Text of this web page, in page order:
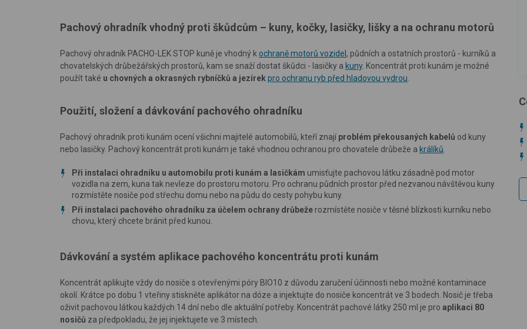
Pachový ohradník vhodný proti škůdcům – kuny, kočky, lasičky, lišky a na ochranu motorů
Pachový ohradník PACHO-LEK STOP kuně je vhodný k ochraně motorů vozidel, půdních a ostatních pro­storů - kurníků a
chovatelských drůbežářských prostorů, kam se snaží dostat škůdci - lasičky a kuny. Koncentrát proti kunám je možné
použít také u chovných a okrasných rybníčků a jezírekpro ochranu ryb před hladovou vydrou
Použití, složení a dávkování pachového ohradníku
Pachový ohradník proti kunám ocení všichni majitelé automobilů, kteří znají problém překousaných kabelů od kuny
nebo lasičky. Pachový koncentrát proti kunám je také vhodnou ochranou pro chovatele drůbeže a králíků
Při instalaci ohradníku u automobilu proti kunám a lasičkám umisťujte pachovou látku zásadně pod motor
vozidla na zem, kuna tak nevleze do prostoru motoru. Pro ochranu půdních prostor před nezvanou návštěvou kuny
rozmístěte nosiče pod střechu domu nebo na půdu do cesty pohybu kuny.
Při instalaci pachového ohradníku za účelem ochrany drůbeže rozmístěte nosiče v těsné blízkosti kurní­ku nebo
chovu, který chcete bránit před kunou.
Dávkování a systém aplikace pachového koncentrátu proti kunám
Koncentrát aplikujte vždy do nosiče s otevřenými póry BIO10 z důvodu zaručení účinnosti nebo možné kontaminace
okolí. Krátce po dobu 1 vteřiny stiskněte aplikátor na dóze a injektujte do nosiče kon­centrát ve 3 bodech. Nosič je třeba
oživit pachovou látkou každých 14 dní nebo dle aktuální potřeby. Koncentrát pachové látky 250 ml je pro aplikaci 80
nosičů za předpokladu, že jej injektujete ve 3 místech.